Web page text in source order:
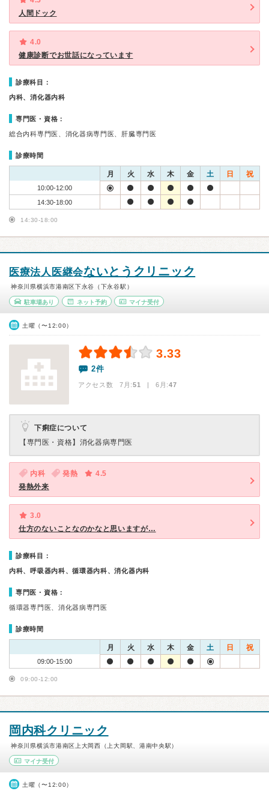
人間ドック
4.0
健康診断でお世話になっています
診療科目：
内科、消化器内科
専門医・資格：
総合内科専門医、消化器病専門医、肝臓専門医
診療時間
月 火 水 木 金 土 日 祝
10:00-12:00
14:30-18:00
14:30-18:00
医療法人医継会ないとうクリニック
神奈川県横浜市港南区下永谷（下永谷駅）
駐車場あり ネット予約 マイナ受付
土曜（〜12:00）
3.33
2件
アクセス数 7月:51 | 6月:47
下痢症について
【専門医・資格】 消化器病専門医
内科 発熱
4.5
発熱外来
3.0
仕方のないことなのかなと思いますが…
診療科目：
内科、呼吸器内科、循環器内科、消化器内科
専門医・資格：
循環器専門医、消化器病専門医
診療時間
月 火 水 木 金 土 日 祝
09:00-15:00
09:00-12:00
岡内科クリニック
神奈川県横浜市港南区上大岡西（上大岡駅、港南中央駅）
マイナ受付
土曜（〜12:00）